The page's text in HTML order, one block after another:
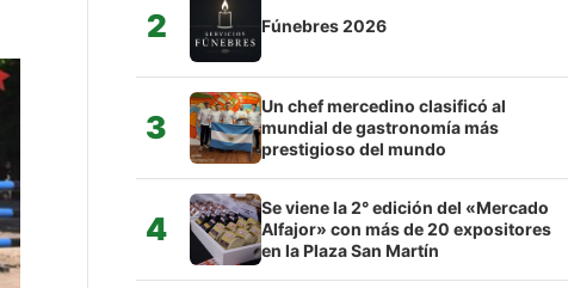
2 Fúnebres 2026
3
Un chef mercedino clasificó al
mundial de gastronomía más
prestigioso del mundo
4
Se viene la 2° edición del «Mercado
Alfajor» con más de 20 expositores
en la Plaza San Martín